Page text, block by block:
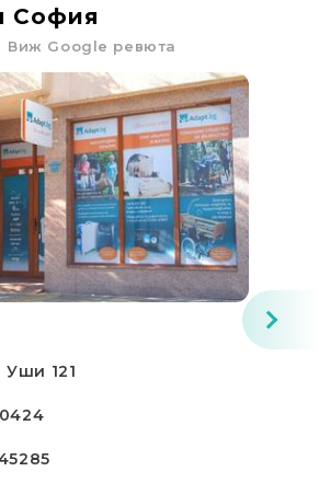
София
Виж Google ревюта
Уши 121